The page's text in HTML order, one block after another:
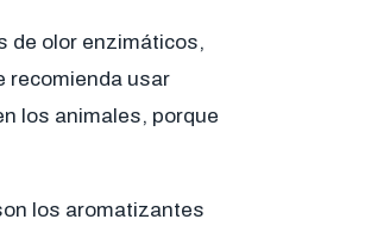
de olor enzimáticos,
recomienda usar
los animales, porque
los aromatizantes